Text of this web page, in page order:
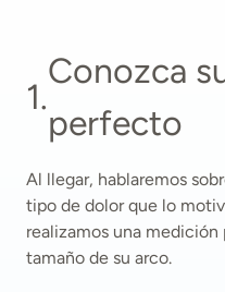
1.
Conozca
perfecto
Al llegar, hablaremos
tipo de dolor que lo
realizamos una medición
tamaño de su arco.